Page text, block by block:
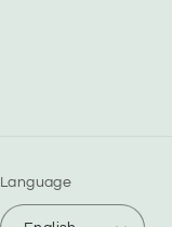
Language